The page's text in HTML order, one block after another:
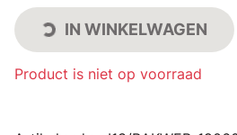
IN WINKELWAGEN
Product is niet op voorraad